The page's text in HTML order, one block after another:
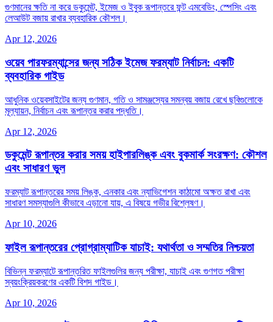
গুণমানের ক্ষতি না করে ডকুমেন্ট, ইমেজ ও ইবুক রূপান্তরে ফন্ট এমবেডিং, স্পেসিং এবং
লেআউট বজায় রাখার ব্যবহারিক কৌশল।
Apr 12, 2026
ওয়েব পারফরম্যান্সের জন্য সঠিক ইমেজ ফরম্যাট নির্বাচন: একটি
ব্যবহারিক গাইড
আধুনিক ওয়েবসাইটের জন্য গুণমান, গতি ও সামঞ্জস্যের সমন্বয় বজায় রেখে ছবিগুলোকে
মূল্যায়ন, নির্বাচন এবং রূপান্তর করার পদ্ধতি।
Apr 12, 2026
ডকুমেন্ট রূপান্তর করার সময় হাইপারলিঙ্ক এবং বুকমার্ক সংরক্ষণ: কৌশল
এবং সাধারণ ভুল
ফরম্যাট রূপান্তরের সময় লিঙ্ক, এনকার এবং ন্যাভিগেশন কাঠামো অক্ষত রাখা এবং
সাধারণ সমস্যাগুলি কীভাবে এড়ানো যায়, এ বিষয়ে গভীর বিশ্লেষণ।
Apr 10, 2026
ফাইল রূপান্তরের প্রোগ্রাম্যাটিক যাচাই: যথার্থতা ও সম্মতির নিশ্চয়তা
বিভিন্ন ফরম্যাটে রূপান্তরিত ফাইলগুলির জন্য পরীক্ষা, যাচাই এবং গুণগত পরীক্ষা
স্বয়ংক্রিয়করণের একটি বিশদ গাইড।
Apr 10, 2026